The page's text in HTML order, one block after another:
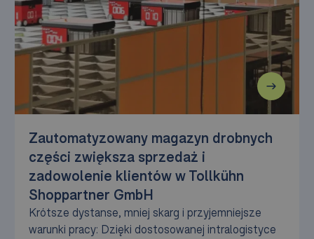
Zautomatyzowany magazyn drobnych
części zwiększa sprzedaż i
zadowolenie klientów w Tollkühn
Shoppartner GmbH
Krótsze dystanse, mniej skarg i przyjemniejsze
warunki pracy: Dzięki dostosowanej intralogistyce